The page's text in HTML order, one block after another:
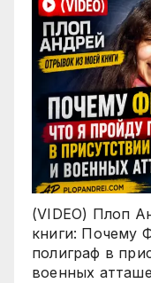
(VIDEO) Плоп
книги: Почему
полиграф в
военных